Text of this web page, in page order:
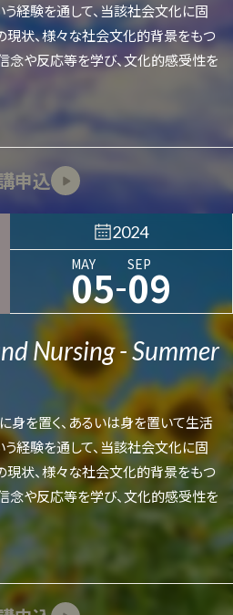
経験を通して、当該社会文化に固
現状、様々な社会文化的背景をもつ
念や反応等を学び、文化的感受性を
申込
2024
MAY
05-SEP
09
Nursing - Summer
身を置く、あるいは身を置いて生活
経験を通して、当該社会文化に固
現状、様々な社会文化的背景をもつ
念や反応等を学び、文化的感受性を